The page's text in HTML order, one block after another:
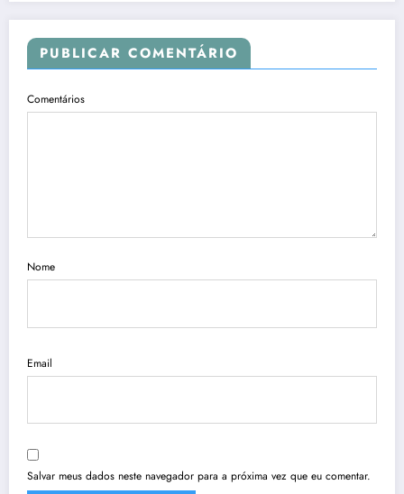
PUBLICAR COMENTÁRIO
Comentários
Nome
Email
Salvar meus dados neste navegador para a próxima vez que eu comentar.